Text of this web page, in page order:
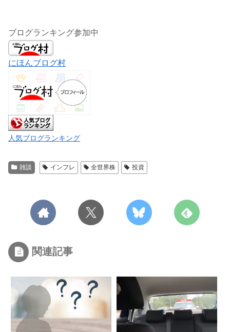
ブログランキング参加中
にほんブログ村
人気ブログランキング
雑談 インフレ 全世界株 投資
関連記事